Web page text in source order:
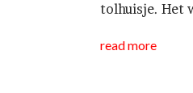
tolhuisje. Het
read more